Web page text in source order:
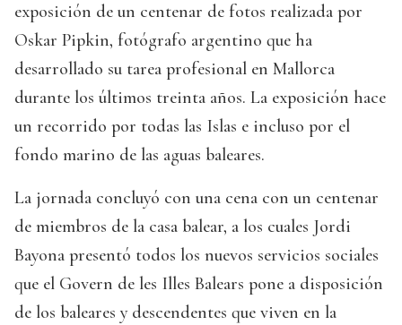
exposición de un centenar de fotos realizada por
Oskar Pipkin, fotógrafo argentino que ha
desarrollado su tarea profesional en Mallorca
durante los últimos treinta años. La exposición hace
un recorrido por todas las Islas e incluso por el
fondo marino de las aguas baleares.
La jornada concluyó con una cena con un centenar
de miembros de la casa balear, a los cuales Jordi
Bayona presentó todos los nuevos servicios sociales
que el Govern de les Illes Balears pone a disposición
de los baleares y descendentes que viven en la